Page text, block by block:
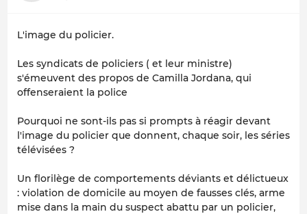
L'image du policier.
Les syndicats de policiers ( et leur ministre)
s'émeuvent des propos de Camilla Jordana, qui
offenseraient la police
Pourquoi ne sont-ils pas si prompts à réagir devant
l'image du policier que donnent, chaque soir, les séries
télévisées ?
Un florilège de comportements déviants et délictueux
: violation de domicile au moyen de fausses clés, arme
mise dans la main du suspect abattu par un policier,